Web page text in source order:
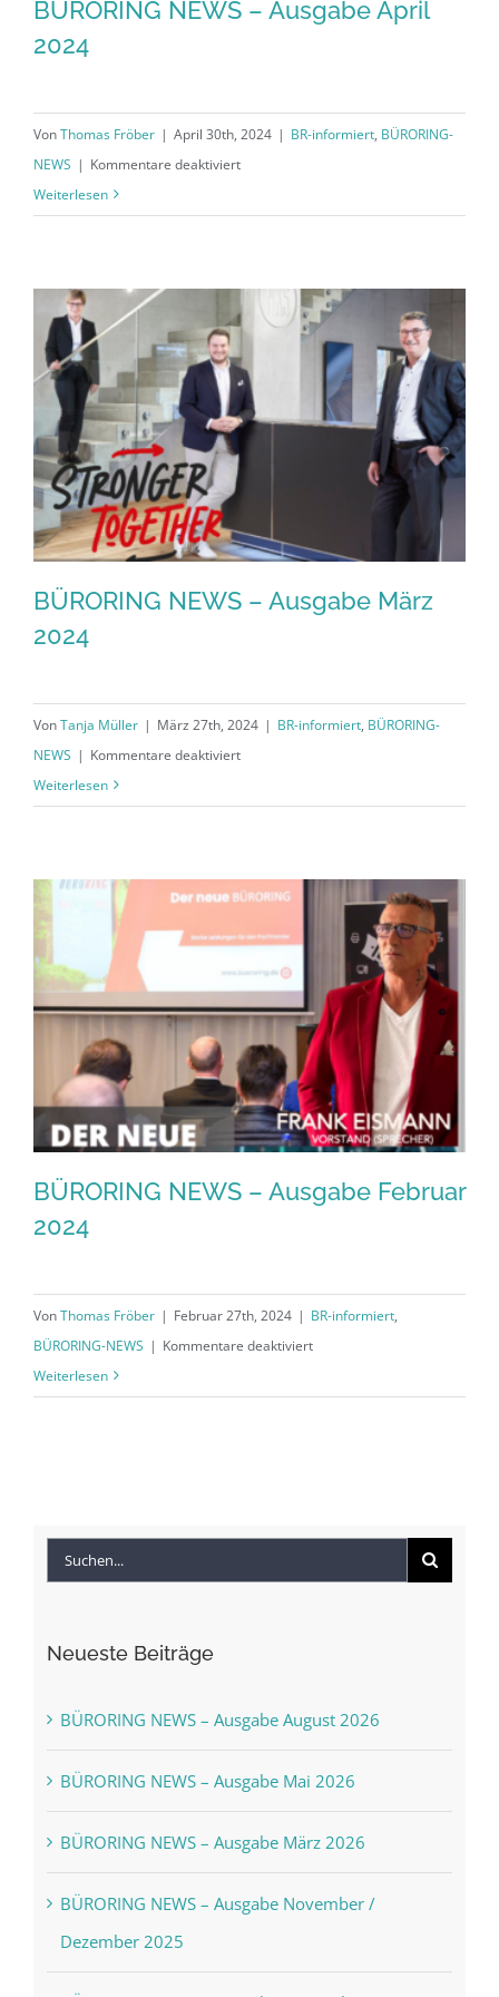
BÜRORING NEWS – Ausgabe April
2024
VonThomas Fröber | April 30th, 2024 | BR-informiert, BÜRORING-
NEWS | Kommentare deaktiviertfür
April
Weiterlesen
BÜRORING NEWS – Ausgabe März
2024
VonTanja Müller | März 27th, 2024 | BR-informiert, BÜRORING-
NEWS | Kommentare deaktiviertfür
März
2024
Weiterlesen
BÜRORING NEWS – Ausgabe Februar
2024
VonThomas Fröber | Februar 27th, 2024 | BR-informiert,
BÜRORING-NEWS | Kommentare deaktiviertfür
Weiterlesen
Suche
Neueste Beiträge
BÜRORING NEWS – Ausgabe August 2026
BÜRORING NEWS – Ausgabe Mai 2026
BÜRORING NEWS – Ausgabe März 2026
BÜRORING NEWS – Ausgabe November /
Dezember 2025